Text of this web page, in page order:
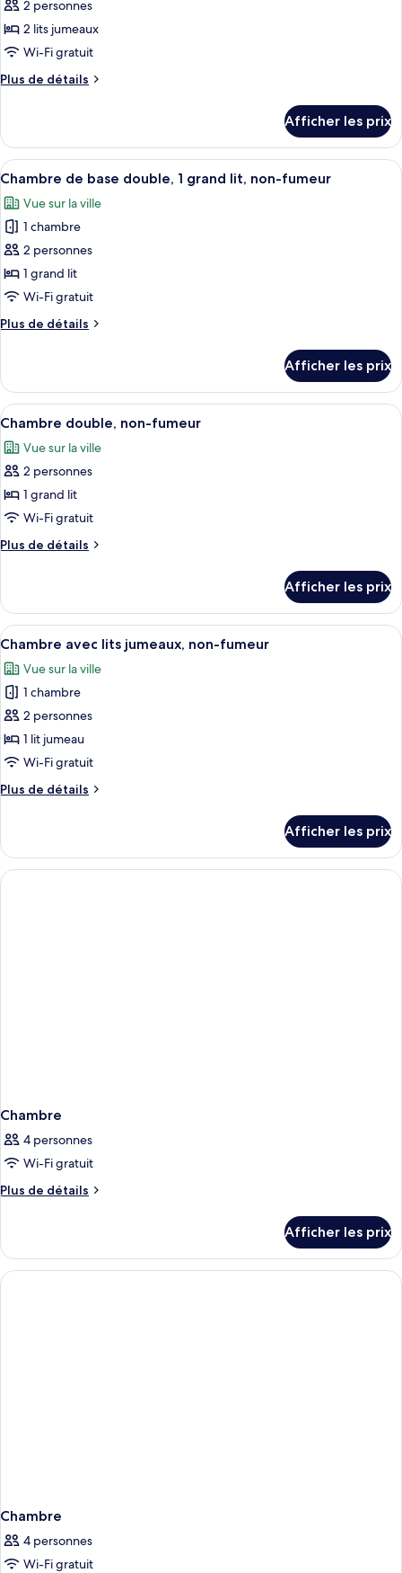
pour
ce
type
chambre :
base
avec
lits
jumeaux,
non-
fumeur
2 personnes
2 lits jumeaux
Wi-Fi gratuit
Plus de détails
Plus
Chambre
de
base
lits
jumeaux,
non-
fumeur
Afficher les prix
Afficher
toutes
les
photos
pour
ce
type
chambre :
base
double,
1
grand
lit,
non-
fumeur
Une piscine entourée de chaises
12
Chambre de base double, 1 grand lit, non-fumeur
Vue sur la ville
1 chambre
2 personnes
1 grand lit
Wi-Fi gratuit
Plus de détails
Plus
Chambre
de
base
grand
non-
fumeur
Afficher les prix
Afficher
toutes
les
photos
pour
ce
type
de
Chambre
double,
non-
fumeur
Une piscine entourée de chaises
11
Chambre double, non-fumeur
Vue sur la ville
2 personnes
1 grand lit
Wi-Fi gratuit
Plus de détails
Plus
Chambre
double,
non-
Afficher les prix
Afficher
toutes
les
photos
pour
ce
type
chambre :
lits
jumeaux,
Une piscine entourée de chaises
8
Chambre avec lits jumeaux, non-fumeur
Vue sur la ville
1 chambre
2 personnes
1 lit jumeau
Wi-Fi gratuit
Plus de détails
Plus
Chambre
avec
lits
Afficher les prix
Chambre
4 personnes
Wi-Fi gratuit
Plus de détails
Plus
Chambre
Afficher les prix
Chambre
4 personnes
Wi-Fi gratuit